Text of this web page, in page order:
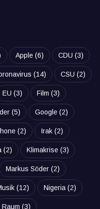
Apple (6) CDU (3)
(14) CSU (2)
EU (3) Film (3)
(5) Google (2)
(2) Irak (2)
(2) Klimakrise (3)
Markus Söder (2)
(12) Nigeria (2)
Raum (3)